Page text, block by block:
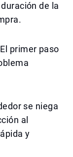
de la
primer paso
se niega
al
y